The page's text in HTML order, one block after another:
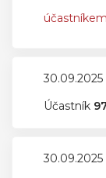
30.09.2025
Účastník
30.09.2025